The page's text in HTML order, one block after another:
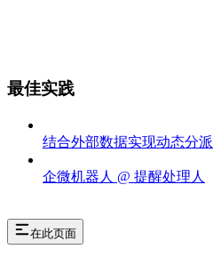
最佳实践
结合外部数据实现动态分派
企微机器人 @ 提醒处理人
在此页面